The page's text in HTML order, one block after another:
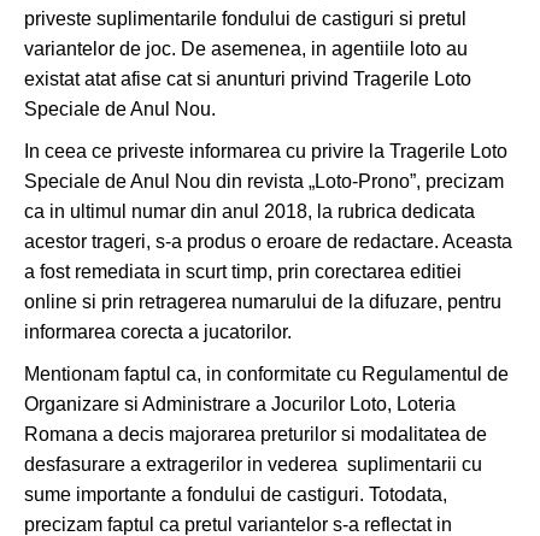
priveste suplimentarile fondului de castiguri si pretul
variantelor de joc. De asemenea, in agentiile loto au
existat atat afise cat si anunturi privind Tragerile Loto
Speciale de Anul Nou.
In ceea ce priveste informarea cu privire la Tragerile Loto
Speciale de Anul Nou din revista „Loto-Prono”, precizam
ca in ultimul numar din anul 2018, la rubrica dedicata
acestor trageri, s-a produs o eroare de redactare. Aceasta
a fost remediata in scurt timp, prin corectarea editiei
online si prin retragerea numarului de la difuzare, pentru
informarea corecta a jucatorilor.
Mentionam faptul ca, in conformitate cu Regulamentul de
Organizare si Administrare a Jocurilor Loto, Loteria
Romana a decis majorarea preturilor si modalitatea de
desfasurare a extragerilor in vederea suplimentarii cu
sume importante a fondului de castiguri. Totodata,
precizam faptul ca pretul variantelor s-a reflectat in